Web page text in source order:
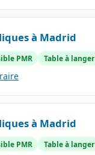
à Madrid
PMR Table à langer
à Madrid
PMR Table à langer